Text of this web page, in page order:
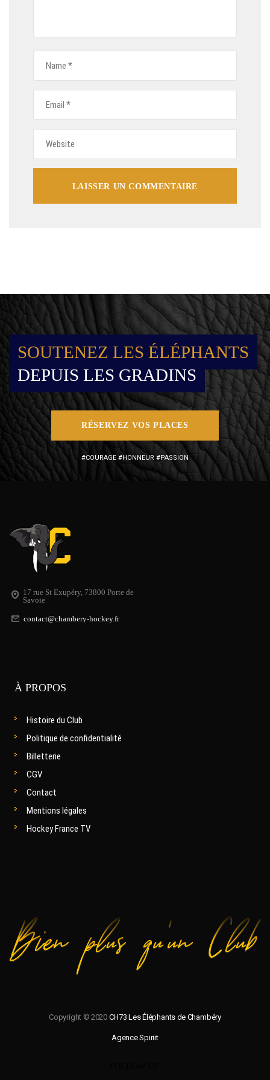
SOUTENEZ LES ÉLÉPHANTS
DEPUIS LES GRADINS
RÉSERVEZ VOS PLACES
#COURAGE #HONNEUR #PASSION
17 rue St Exupéry, 73800 Porte de
Savoie
contact@chambery-hockey.fr
À PROPOS
Histoire du Club
Politique de confidentialité
Billetterie
CGV
Contact
Mentions légales
Hockey France TV
Copyright © 2020 CH73 Les Éléphants de Chambéry
Agence Spiriit